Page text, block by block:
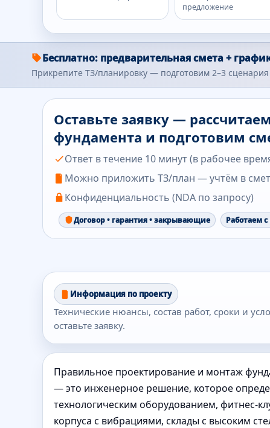
предложение
Бесплатно: предварительная смета +
Прикрепите ТЗ/планировку — подготовим 2–3
Оставьте заявку —
фундамента и подготовим
Ответ в течение 10 минут (в рабочее
Можно приложить ТЗ/план — учтём в
Конфиденциальность (NDA по запросу)
Договор • гарантия • закрывающие Работаем
Информация по проекту
Технические нюансы, состав работ, сроки и
оставьте заявку.
Правильное проектирование и монтаж
— это инженерное решение, которое
технологическим оборудованием, фитнес-
корпуса с вибрациями, склады с высоким